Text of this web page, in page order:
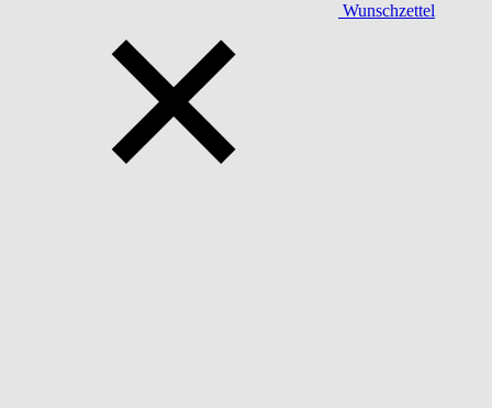
Wunschzettel